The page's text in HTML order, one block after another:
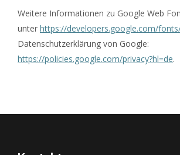
Weitere Informationen zu Google Web
unter https://developers.google.com/
Datenschutzerklärung von Google:
https://policies.google.com/privacy?hl=de.